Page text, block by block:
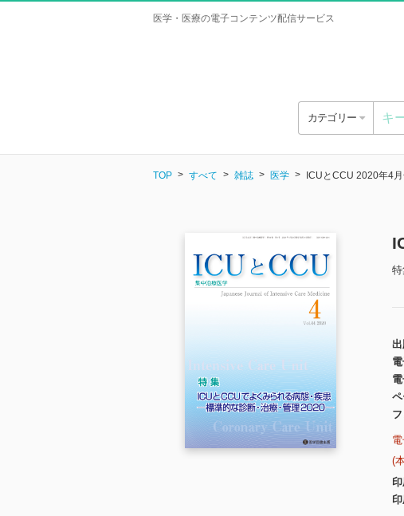
医学・医療の電子コンテンツ配信サービス
カテゴリー
TOP すべて 雑誌 医学 ICUとCCU 2020年4
(